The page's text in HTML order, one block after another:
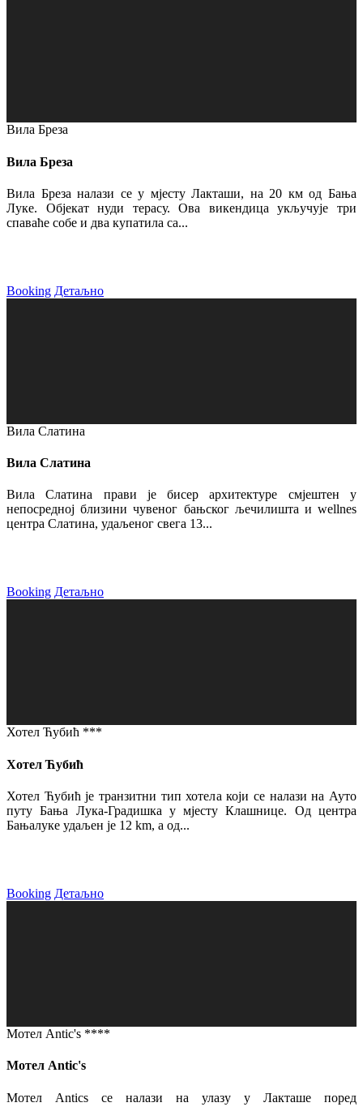
Вила Бреза
Вила Бреза
Вила Бреза налази се у мјесту Лакташи, на 20 км од Бања
Луке. Објекат нуди терасу. Ова викендица укључује три
спаваће собе и два купатила са...
Booking Детаљно
Вила Слатина
Вила Слатина
Вила Слатина прави је бисер архитектуре смјештен у
непосредној близини чувеног бањског љечилишта и wellnes
центра Слатина, удаљеног свега 13...
Booking Детаљно
Хотел Ћубић ***
Хотел Ћубић
Хотел Ћубић је транзитни тип хотела који се налази на Ауто
путу Бања Лука-Градишка у мјесту Клашнице. Од центра
Бањалуке удаљен је 12 km, а од...
Booking Детаљно
Мотел Antic's ****
Мотел Antic's
Мотел Antics се налази на улазу у Лакташе поред